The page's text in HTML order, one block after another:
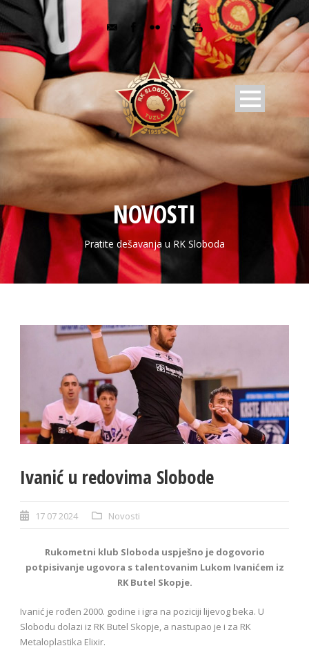
NOVOSTI
Pratite dešavanja u RK Sloboda
Ivanić u redovima Slobode
17 07 2024 Novosti
Rukometni klub Sloboda uspješno je dogovorio
potpisivanje ugovora s talentovanim Lukom Ivanićem iz
RK Butel Skopje.
Ivanić je rođen 2000. godine i igra na poziciji lijevog beka. U
Slobodu dolazi iz RK Butel Skopje, a nastupao je i za RK
Metaloplastika Elixir.